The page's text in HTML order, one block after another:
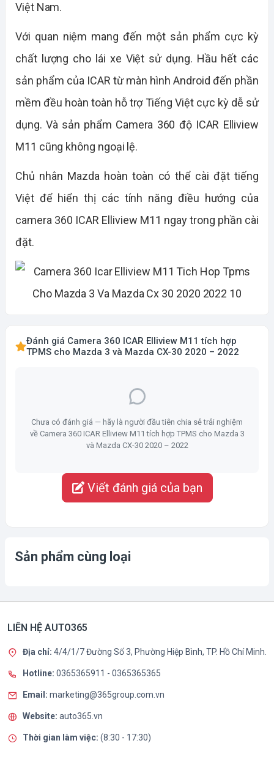
Việt Nam.
Với quan niệm mang đến một sản phẩm cực kỳ
chất lượng cho lái xe Việt sử dụng. Hầu hết các
sản phẩm của ICAR từ màn hình Android đến phần
mềm đều hoàn toàn hỗ trợ Tiếng Việt cực kỳ dễ sử
dụng. Và sản phẩm Camera 360 độ ICAR Elliview
M11 cũng không ngoại lệ.
Chủ nhân Mazda hoàn toàn có thể cài đặt tiếng
Việt để hiển thị các tính năng điều hướng của
camera 360 ICAR Elliview M11 ngay trong phần cài
đặt.
Đánh giá Camera 360 ICAR Elliview M11 tích hợp
TPMS cho Mazda 3 và Mazda CX-30 2020 – 2022
Chưa có đánh giá — hãy là người đầu tiên chia sẻ trải nghiệm
về Camera 360 ICAR Elliview M11 tích hợp TPMS cho Mazda 3
và Mazda CX-30 2020 – 2022
Viết đánh giá của bạn
Sản phẩm cùng loại
LIÊN HỆ AUTO365
Địa chỉ: 4/4/1/7 Đường Số 3, Phường Hiệp Bình, TP. Hồ Chí Minh.
Hotline: 0365365911 - 0365365365
Email: marketing@365group.com.vn
Website: auto365.vn
Thời gian làm việc: (8:30 - 17:30)